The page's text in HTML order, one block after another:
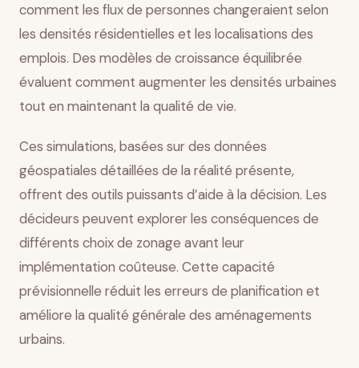
comment les flux de personnes changeraient selon
les densités résidentielles et les localisations des
emplois. Des modèles de croissance équilibrée
évaluent comment augmenter les densités urbaines
tout en maintenant la qualité de vie.
Ces simulations, basées sur des données
géospatiales détaillées de la réalité présente,
offrent des outils puissants d’aide à la décision. Les
décideurs peuvent explorer les conséquences de
différents choix de zonage avant leur
implémentation coûteuse. Cette capacité
prévisionnelle réduit les erreurs de planification et
améliore la qualité générale des aménagements
urbains.